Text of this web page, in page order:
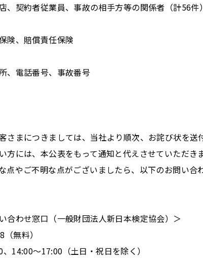
、契約者従業員、事故の相手方等の関係者（計56件）
険、賠償責任保険
、電話番号、事故番号
さまにつきましては、当社より順次、お詫び状を送
方には、本公表をもって通知と代えさせていただきま
点やご不明な点がございましたら、以下のお問い合
合わせ窓口（一般財団法人新日本検定協会）＞
無料）
14:00～17:00（土日・祝日を除く）